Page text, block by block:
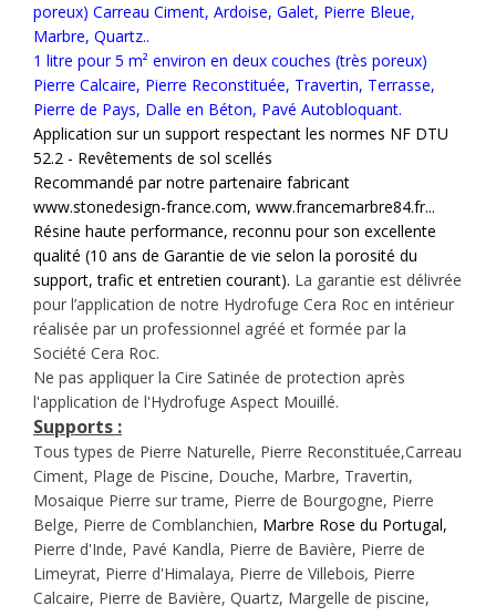
poreux) Carreau Ciment, Ardoise, Galet, Pierre Bleue,
Marbre, Quartz..
1 litre pour 5 m² environ en deux couches (très poreux)
Pierre Calcaire, Pierre Reconstituée, Travertin, Terrasse,
Pierre de Pays, Dalle en Béton, Pavé Autobloquant.
Application sur un support respectant les normes NF DTU
52.2 - Revêtements de sol scellés
Recommandé par notre partenaire fabricant
www.stonedesign-france.com, www.francemarbre84.fr...
Résine haute performance, reconnu pour son excellente
qualité (10 ans de Garantie de vie selon la porosité du
support, trafic et entretien courant). La garantie est délivrée
pour l’application de notre Hydrofuge Cera Roc en intérieur
réalisée par un professionnel agréé et formée par la
Société Cera Roc.
Ne pas appliquer la Cire Satinée de protection après
l'application de l'Hydrofuge Aspect Mouillé.
Supports :
Tous types de Pierre Naturelle, Pierre Reconstituée,Carreau
Ciment, Plage de Piscine, Douche, Marbre, Travertin,
Mosaique Pierre sur trame, Pierre de Bourgogne, Pierre
Belge, Pierre de Comblanchien, Marbre Rose du Portugal,
Pierre d'Inde, Pavé Kandla, Pierre de Bavière, Pierre de
Limeyrat, Pierre d'Himalaya, Pierre de Villebois, Pierre
Calcaire, Pierre de Bavière, Quartz, Margelle de piscine,